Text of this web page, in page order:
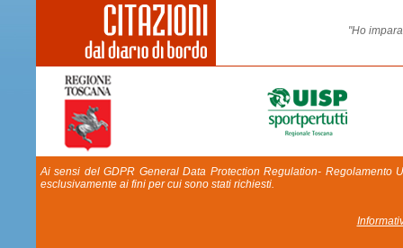
"Ho
Ai sensi del GDPR General Data Protection Regulation- Regolamento
esclusivamente ai fini per cui sono stati richiesti.